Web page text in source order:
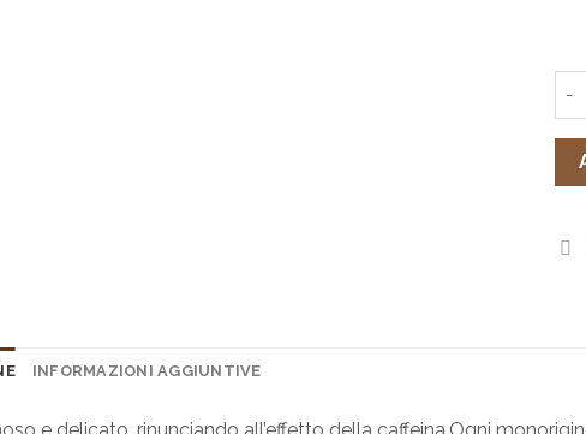
INFORMAZIONI AGGIUNTIVE
e delicato, rinunciando all’effetto della caffeina.Ogni